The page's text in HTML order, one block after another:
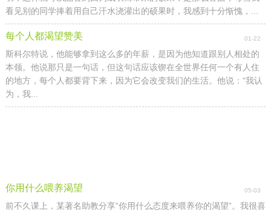
看见别的同学捧着用自己汗水浇灌出的硕果时，我感到十分惭愧，...
每个人都渴望赞美 01-22
斯科尔特说，他能够拿到这么多的年薪，是因为他知道跟别人相处的
本领。他说那只是一句话，但这句话应该锲在全世界任何一个有人住
的地方，每个人都要背下来，因为它会改变我们的生活。他说：“我认
为，我...
你用什么喂养渴望 05-03
前不久课上，某著名助教分享“你用什么态度来喂养你的渴望”。我很喜